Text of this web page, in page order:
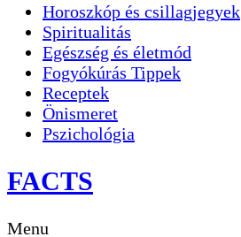
Horoszkóp és csillagjegyek
Spiritualitás
Egészség és életmód
Fogyókúrás Tippek
Receptek
Önismeret
Pszichológia
FACTS
Menu